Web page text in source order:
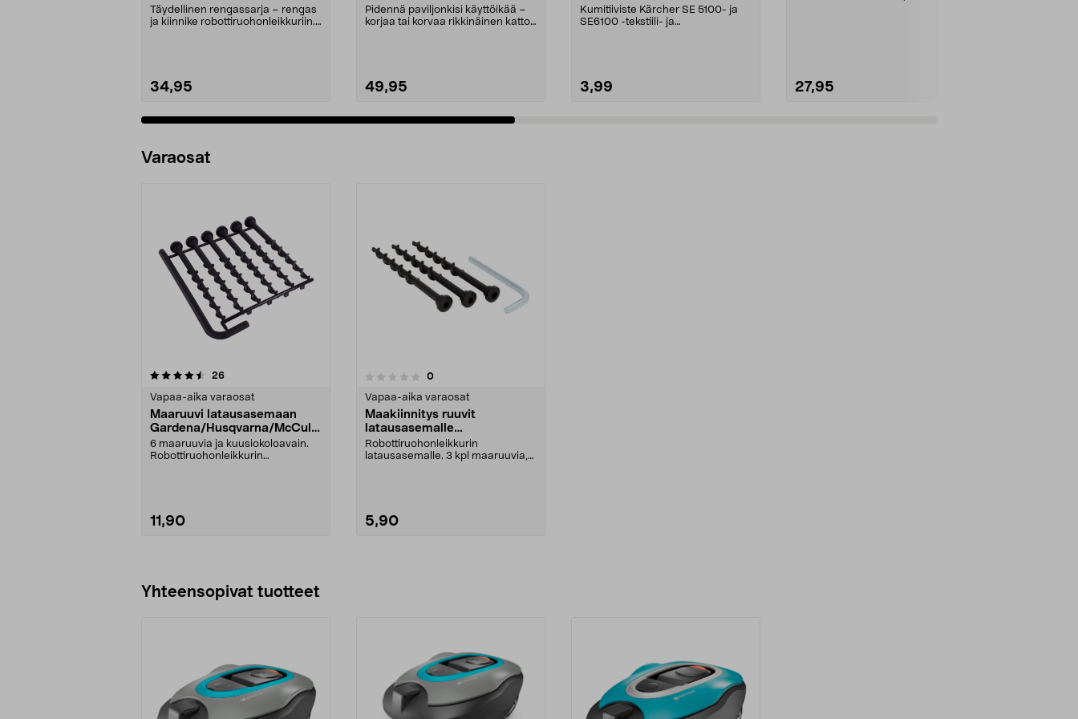
Easilife
Täydellinen rengassarja – rengas
ja kiinnike robottiruohonleikkuriin.
34,95
Pidennä paviljonkisi käyttöikää –
korjaa tai korvaa rikkinäinen katto.
49,95
Kumitiiviste Kärcher SE 5100- ja
SE6100 -tekstiili- ja
3,99 27,95
Varaosat
26arvostelut
Vapaa-aika varaosat
Maaruuvi latausasemaan
Gardena/Husqvarna/McCullo
ch
6 maaruuvia ja kuusiokoloavain.
Robottiruohonleikkurin
11,90
0.0 viidestä
0arvostelut
Vapaa-aika varaosat
Maakiinnitys ruuvit
latausasemalle
Gardena/McCulloch
Robottiruohonleikkurin
latausasemalle. 3 kpl maaruuvia,
5,90
Yhteensopivat tuotteet